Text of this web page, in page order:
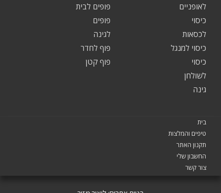
פופים לבית
פופים
לגינה
פוף לחדר
פוף קטן
לאופניים
כיסוי
לכסאות
כיסוי למנגל
כיסוי
לשולחן
גינה
בית
טיפים והמלצות
תקנון האתר
החשבון שלי
צור קשר